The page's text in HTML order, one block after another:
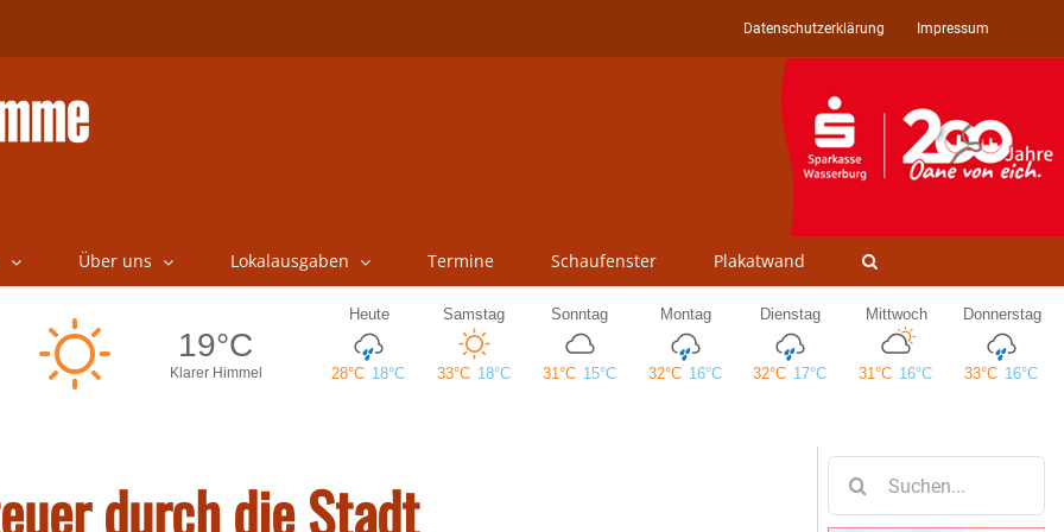
Datenschutzerklärung Impressum
Über uns Lokalausgaben Termine Schaufenster Plakatwand
durch die Stadt
nach: